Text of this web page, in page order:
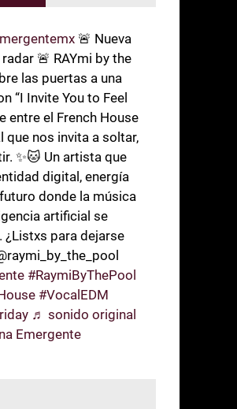
🚨 Nueva
🚨 RAYmi by the
las puertas a una
“I Invite You to Feel
entre el French House
que nos invita a soltar,
✨🐱 Un artista que
digital, energía
donde la música
artificial se
¿Listxs para dejarse
#RaymiByThePool
#VocalEDM
♬ sonido original
Emergente